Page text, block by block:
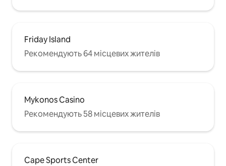
Friday Island
Рекомендують 64 місцевих жителів
Mykonos Casino
Рекомендують 58 місцевих жителів
Cape Sports Center